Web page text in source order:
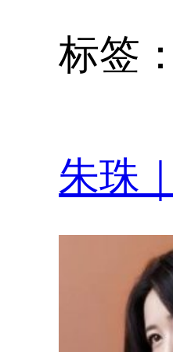
标签：
朱珠